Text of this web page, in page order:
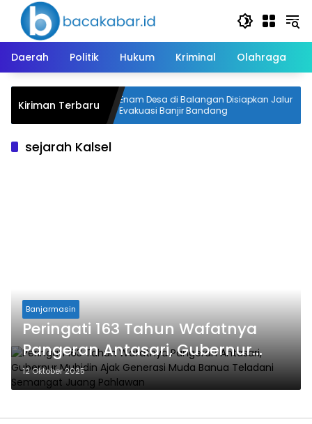
Langsung
konten
Daerah
Politik Hukum Kriminal Olahraga
Kiriman Terbaru
Enam Desa di Balangan Disiapkan Jalur
Evakuasi Banjir Bandang
sejarah Kalsel
Banjarmasin
Peringati 163 Tahun Wafatnya
Pangeran Antasari, Gubernur
Muhidin Ajak Generasi Muda
Banua Teladani Semangat Juang
Pahlawan
12 Oktober 2025